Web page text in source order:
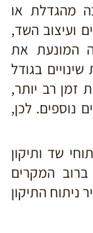
מהגדלת או
ועיצוב השד,
המונעת את
בגודל
זמן רב יותר,
נוספים. לכן,
שד ותיקון
המקרים
התיקון